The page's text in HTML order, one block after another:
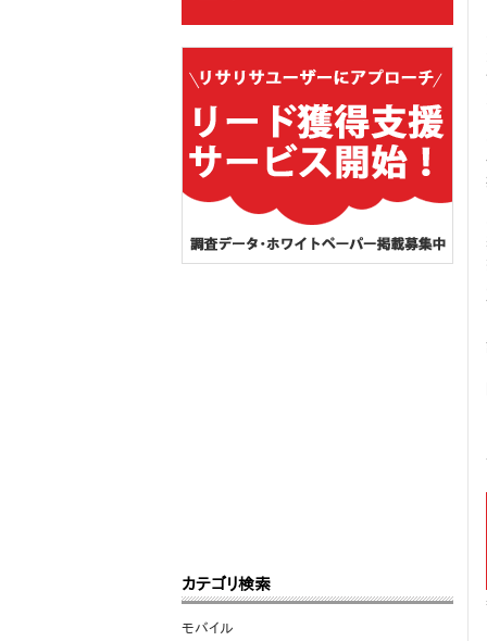
カテゴリ検索
モバイル